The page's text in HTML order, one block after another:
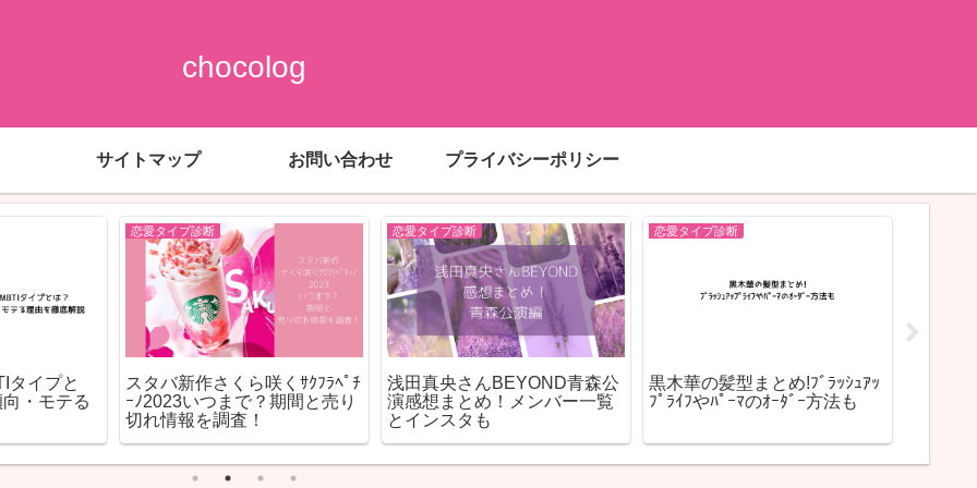
chocolog
サイトマップ お問い合わせ プライバシーポリシー
タイプと
・モテる
恋愛タイプ診断
スタバ新作さくら咲くｻｸﾌﾗﾍﾟﾁ
ｰﾉ2023いつまで？期間と売り
切れ情報を調査！
恋愛タイプ診断
浅田真央さんBEYOND青森公
演感想まとめ！メンバー一覧
とインスタも
恋愛タイプ診断
黒木華の髪型まとめ!ﾌﾞﾗｯｼｭｱｯ
ﾌﾟﾗｲﾌやﾊﾟｰﾏのｵｰﾀﾞｰ方法も